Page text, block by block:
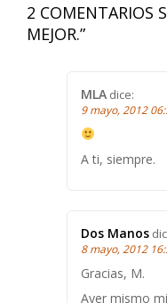
2 COMENTARIOS
MEJOR.”
MLA dice:
9 mayo, 2012
A ti, siempre.
Dos Manos
8 mayo, 2012
Gracias, M.
Ayer mismo